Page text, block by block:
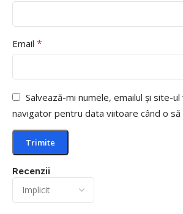
Recenzii
Email *
Salvează-mi numele, emailul și site-
navigator pentru data viitoare când o să